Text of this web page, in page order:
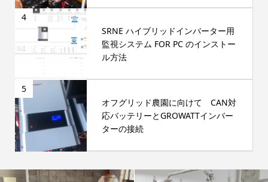
4
SRNE ハイブリッドインバーター用
監視システム FOR PC のインストー
ル方法
5
オフグリッド農園に向けて CAN対
応バッテリーとGROWATTインバー
ターの接続